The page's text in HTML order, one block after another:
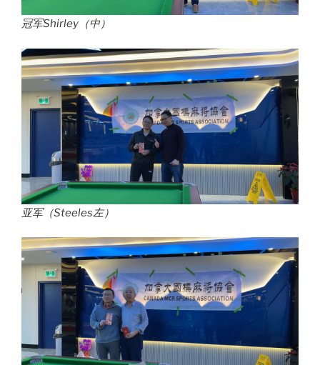
冠军Shirley（中）
亚军（Steeles左）